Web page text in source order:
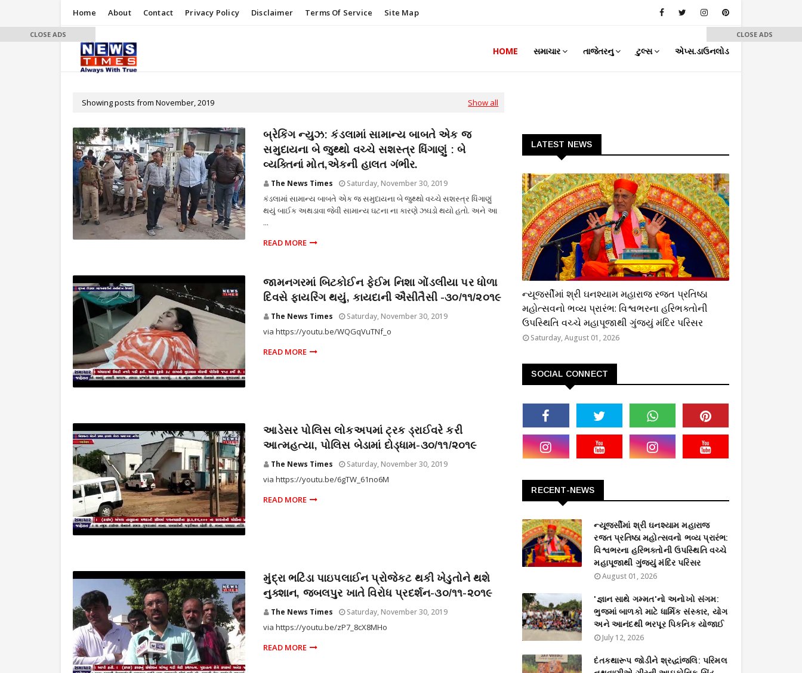
Home About Contact Privacy Policy Disclaimer Terms Of Service Site Map
HOME સમાચાર તાજેતરનુ ટુલ્સ એપ્સ.ડાઉનલોડ
Showing posts from November, 2019 Show all
બ્રેકિંગ ન્યુઝ: કંડલામાં સામાન્ય બાબતે એક જ
સમુદાયના બે જુથ્થો વચ્ચે સશસ્ત્ર ધિંગાણું : બે
વ્યક્તિનાં મોત,એકની હાલત ગંભીર.
The News Times Saturday, November 30, 2019
કંડલામાં સામાન્ય બાબતે એક જ સમુદાયના બે જુથ્થો વચ્ચે સશસ્ત્ર ધિંગાણું
થયું બાઈક અથડાવા જેવી સામાન્ય ઘટના ના કારણે ઝઘડો થયો હતો. અને આ
...
READ MORE
જામનગરમાં બિટકોઈન ફેઈમ નિશા ગોંડલીયા પર ધોળા
દિવસે ફાયરિંગ થયું, કાયદાની ઐસીતૈસી -૩૦/૧૧/૨૦૧૯
The News Times Saturday, November 30, 2019
via https://youtu.be/WQGqVuTNf_o
READ MORE
આડેસર પોલિસ લોકઅપમાં ટ્રક ડ્રાઈવરે કરી
આત્મહત્યા, પોલિસ બેડામાં દોડ્ધામ-૩૦/૧૧/૨૦૧૯
The News Times Saturday, November 30, 2019
via https://youtu.be/6gTW_61no6M
READ MORE
મુંદ્રા ભટિંડા પાઇપલાઈન પ્રોજેકટ થકી ખેડુતોને થશે
નુક્શાન, જબલપુર ખાતે વિરોધ પ્રદર્શન-૩૦/૧૧-૨૦૧૯
The News Times Saturday, November 30, 2019
via https://youtu.be/zP7_8cX8MHo
READ MORE
CLOSE ADS CLOSE ADS
LATEST NEWS
ન્યૂજર્સીમાં શ્રી ઘનશ્યામ મહારાજ રજત પ્રતિષ્ઠા
મહોત્સવનો ભવ્ય પ્રારંભ: વિશ્વભરના હરિભક્તોની
ઉપસ્થિતિ વચ્ચે મહાપૂજાથી ગુંજ્યું મંદિર પરિસર
Saturday, August 01, 2026
SOCIAL CONNECT
RECENT-NEWS
ન્યૂજર્સીમાં શ્રી ઘનશ્યામ મહારાજ
રજત પ્રતિષ્ઠા મહોત્સવનો ભવ્ય પ્રારંભ:
વિશ્વભરના હરિભક્તોની ઉપસ્થિતિ વચ્ચે
મહાપૂજાથી ગુંજ્યું મંદિર પરિસર
August 01, 2026
'જ્ઞાન સાથે ગમ્મત'નો અનોખો સંગમ:
ભુજમાં બાળકો માટે ધાર્મિક સંસ્કાર, યોગ
અને આનંદથી ભરપૂર પિકનિક યોજાઈ
July 12, 2026
દંતકથારૂપ જોડીને શ્રદ્ધાંજલિ: પરિમલ